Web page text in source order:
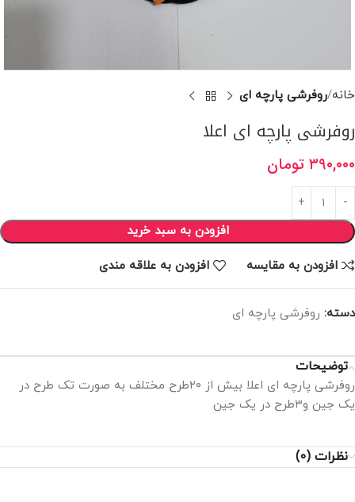
خانه روفرشی پارچه ای
روفرشی پارچه ای اعلا
۳۹۰,۰۰۰ تومان
افزودن به سبد خرید
افزودن به مقایسه افزودن به علاقه مندی
دسته: روفرشی پارچه ای
توضیحات
روفرشی پارچه ای اعلا بیش از ۲۰طرح مختلف به صورت تک طرح در
یک جین و۳طرح در یک جین
نظرات (0)